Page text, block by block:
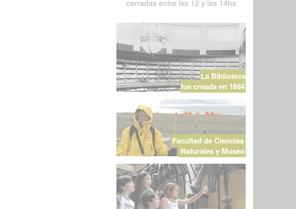
cerradas entre las 12 y las 14hs.
La Biblioteca
fue creada en 1884
Facultad de Ciencias
Naturales y Museo